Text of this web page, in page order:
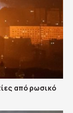
από ρωσικό